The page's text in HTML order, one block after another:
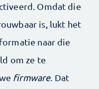
Omdat die
is, lukt het
naar die
om ze te
firmware. Dat